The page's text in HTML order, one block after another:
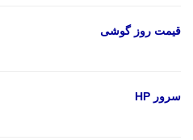
قیمت روز گوشی
سرور HP